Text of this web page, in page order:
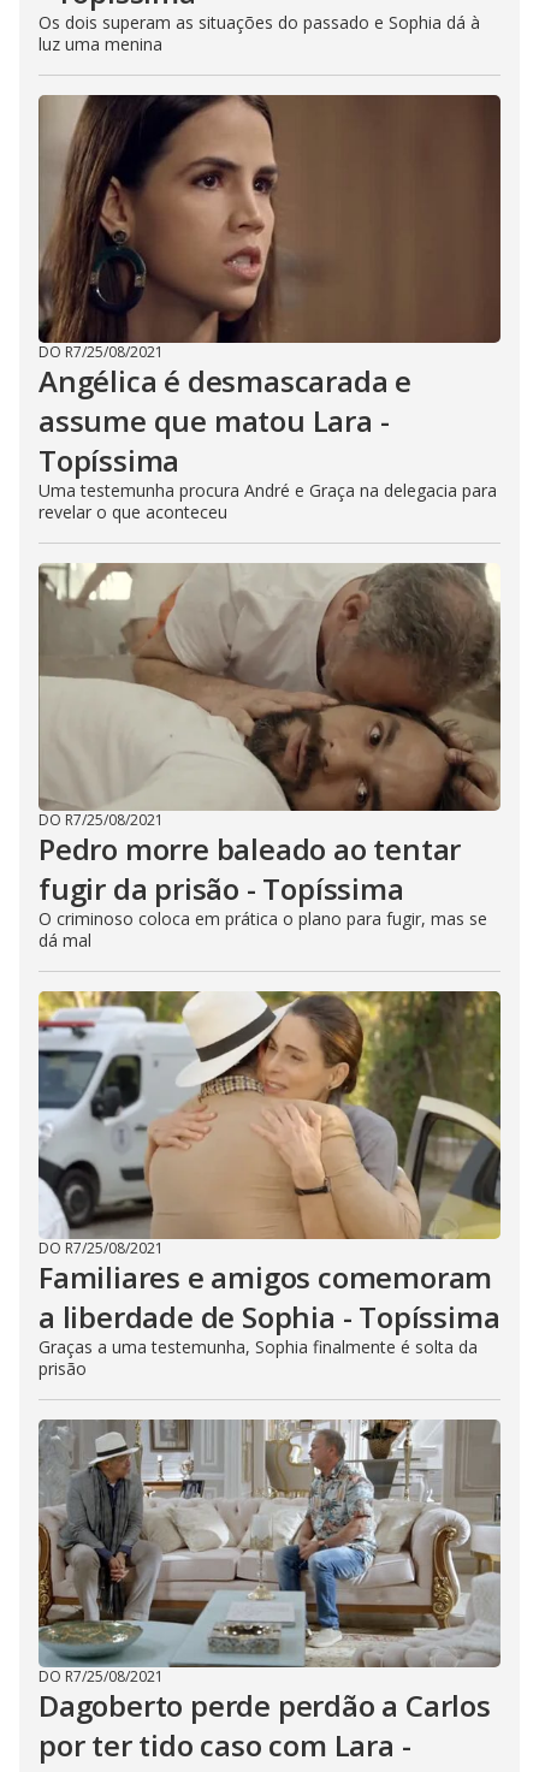
Os dois superam as situações do passado e Sophia dá à
luz uma menina
DO R7/25/08/2021
Angélica é desmascarada e
assume que matou Lara -
Topíssima
Uma testemunha procura André e Graça na delegacia para
revelar o que aconteceu
DO R7/25/08/2021
Pedro morre baleado ao tentar
fugir da prisão - Topíssima
O criminoso coloca em prática o plano para fugir, mas se
dá mal
DO R7/25/08/2021
Familiares e amigos comemoram
a liberdade de Sophia - Topíssima
Graças a uma testemunha, Sophia finalmente é solta da
prisão
DO R7/25/08/2021
Dagoberto perde perdão a Carlos
por ter tido caso com Lara -